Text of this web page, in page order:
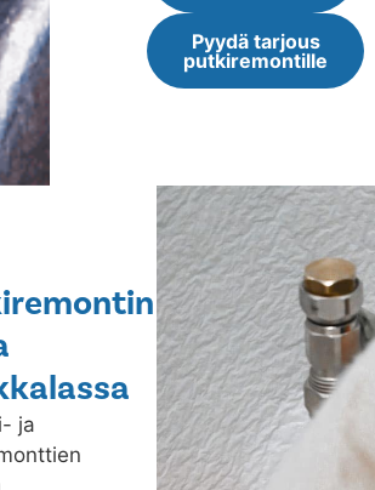
Pyydä tarjous
putkiremontille
ja